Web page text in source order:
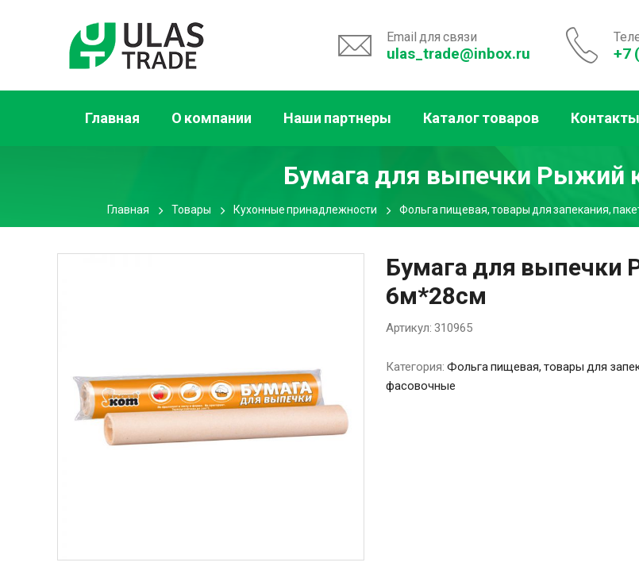
Email для связи
ulas_trade@inbox.ru +7
Главная О компании Наши партнеры Каталог товаров Контакты
Бумага для выпечки Рыжий
Главная Товары Кухонные принадлежности Фольга пищевая, товары для запекания,
Бумага для выпечки
6м*28см
Артикул: 310965
Категория: Фольга пищевая, товары для
фасовочные